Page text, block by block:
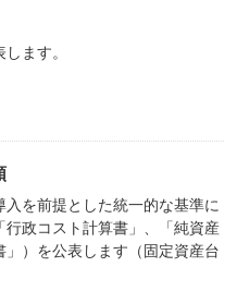
ます。
を前提とした統一的な基準に
政コスト計算書」、「純資産
）を公表します（固定資産台